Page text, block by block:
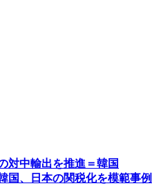
対中輸出を推進＝韓国
国、日本の関税化を模範事